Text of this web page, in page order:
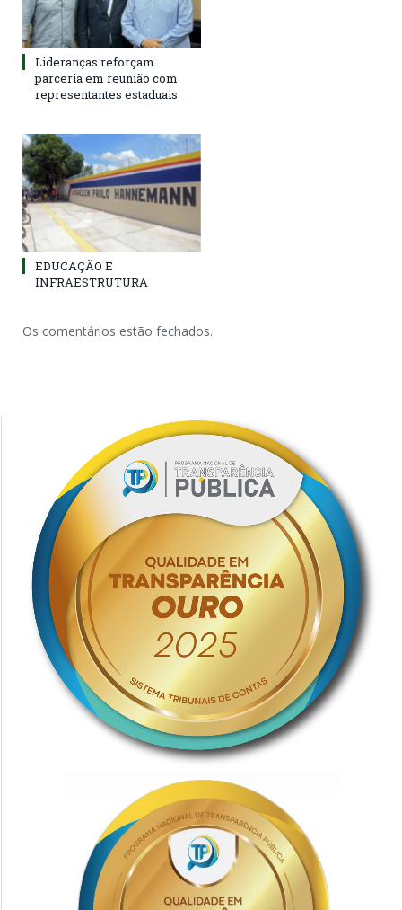
Lideranças reforçam
parceria em reunião com
representantes estaduais
EDUCAÇÃO E
INFRAESTRUTURA
Os comentários estão fechados.